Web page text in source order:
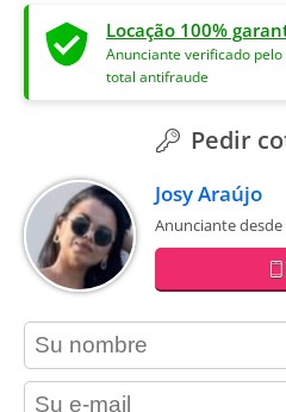
Locação 100%
Anunciante verificado
total antifraude
Pedir
Josy Araújo
Anunciante desde
contact_name
contact_email